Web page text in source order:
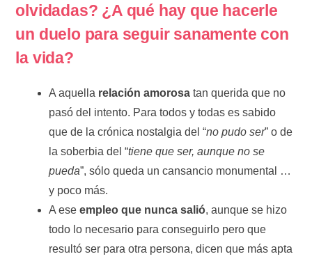
olvidadas? ¿A qué hay que hacerle
un duelo para seguir sanamente con
la vida?
A aquella relación amorosa tan querida que no
pasó del intento. Para todos y todas es sabido
que de la crónica nostalgia del “no pudo ser” o de
la soberbia del “tiene que ser, aunque no se
pueda”, sólo queda un cansancio monumental …
y poco más.
A eseempleo que nunca salió, aunque se hizo
todo lo necesario para conseguirlo pero que
resultó ser para otra persona, dicen que más apta